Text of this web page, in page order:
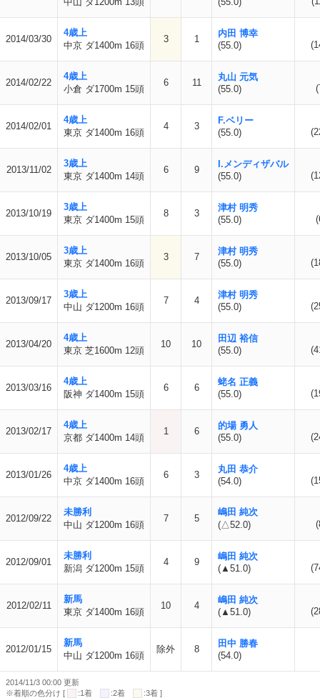
2014/03/30
4歳上
中京 ダ1400m 16頭
3 1
内田 博幸
(55.0)
2014/02/22
4歳上
小倉 ダ1700m 15頭
6 11
丸山 元気
(55.0)
2014/02/01
4歳上
東京 ダ1400m 16頭
4 3
F.ベリー
(55.0)
2013/11/02
3歳上
東京 ダ1400m 14頭
6 9
I.メンディザバル
(55.0)
2013/10/19
3歳上
東京 ダ1400m 15頭
8 3
津村 明秀
(55.0)
2013/10/05
3歳上
東京 ダ1400m 16頭
3 7
津村 明秀
(55.0)
2013/09/17
3歳上
中山 ダ1200m 16頭
7 4
津村 明秀
(55.0)
2013/04/20
4歳上
東京 芝1600m 12頭
10 10
田辺 裕信
(55.0)
2013/03/16
4歳上
阪神 ダ1400m 15頭
6 6
蛯名 正義
(55.0)
2013/02/17
4歳上
京都 ダ1400m 14頭
1 6
的場 勇人
(55.0)
2013/01/26
4歳上
中京 ダ1400m 16頭
6 3
丸田 恭介
(54.0)
2012/09/22
未勝利
中山 ダ1200m 16頭
7 5
嶋田 純次
(△52.0)
2012/09/01
未勝利
新潟 ダ1200m 15頭
4 9
嶋田 純次
(▲51.0)
2012/02/11
新馬
東京 ダ1400m 16頭
10 4
嶋田 純次
(▲51.0)
2012/01/15
新馬
中山 ダ1200m 16頭
除外 8
田中 勝春
(54.0)
2014/11/3 00:00 更新
※着順の色分け [
:1着 :2着
:3着 ]